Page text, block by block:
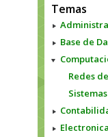
Temas
Base de
Redes
Electronica